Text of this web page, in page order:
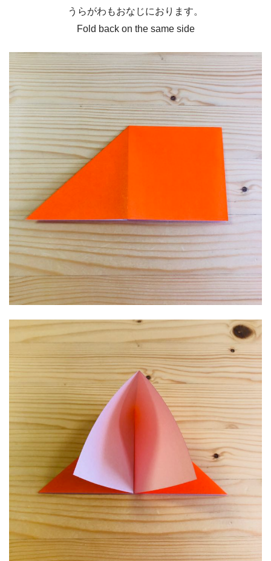
うらがわもおなじにおります。
Fold back on the same side